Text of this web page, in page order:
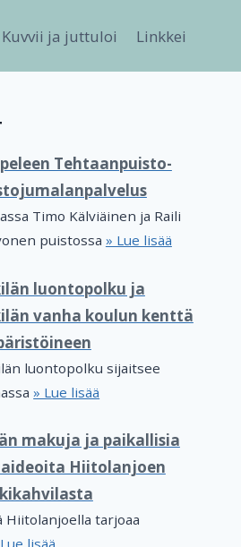
Kuvvii ja juttuloi Linkkei
Tehtaanpuisto-
Timo Kälviäinen ja Raili
puistossa » Lue lisää
luontopolku ja
vanha koulun kenttä
luontopolku sijaitsee
» Lue lisää
makuja ja paikallisia
Hiitolanjoen
Hiitolanjoella tarjoaa
lisää